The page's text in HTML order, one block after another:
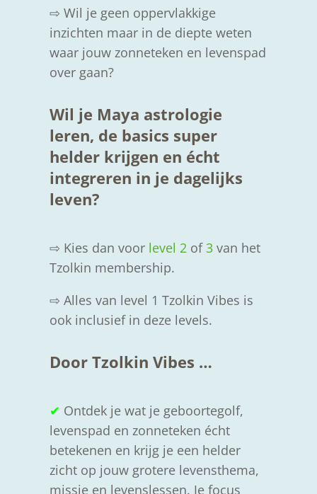
⇨ Wil je geen oppervlakkige
inzichten maar in de diepte weten
waar jouw zonneteken en levenspad
over gaan?
Wil je Maya astrologie
leren, de basics super
helder krijgen en écht
integreren in je dagelijks
leven?
⇨ Kies dan voor level 2 of3 van het
Tzolkin membership.
⇨ Alles van level 1 Tzolkin Vibes is
ook inclusief in deze levels.
Door Tzolkin Vibes …
✔ Ontdek je wat je geboortegolf,
levenspad en zonneteken écht
betekenen en krijg je een helder
zicht op jouw grotere levensthema,
missie en levenslessen. Je focus